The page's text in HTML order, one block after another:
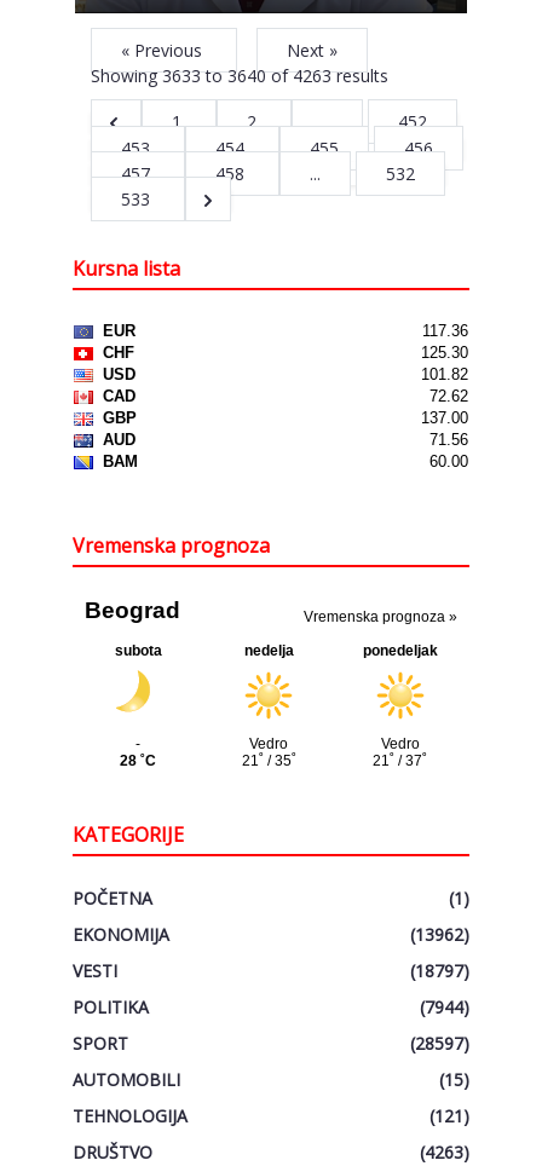
« Previous
Next »
Showing3633to3640of4263results
1
2 ...
452
453
454 455
456
457
458 ...
532
533
Kursna lista
Vremenska prognoza
KATEGORIJE
POČETNA
(1)
EKONOMIJA
(13962)
VESTI
(18797)
POLITIKA
(7944)
SPORT
(28597)
AUTOMOBILI
(15)
TEHNOLOGIJA
(121)
DRUŠTVO
(4263)